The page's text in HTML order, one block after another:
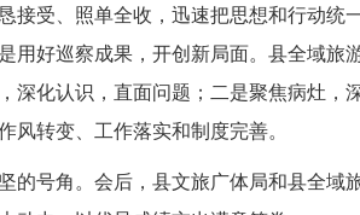
接受、照单全收，迅速把思想和行动
用好巡察成果，开创新局面。县全域
深化认识，直面问题；二是聚焦病灶
风转变、工作落实和制度完善。
号角。会后，县文旅广体局和县全域